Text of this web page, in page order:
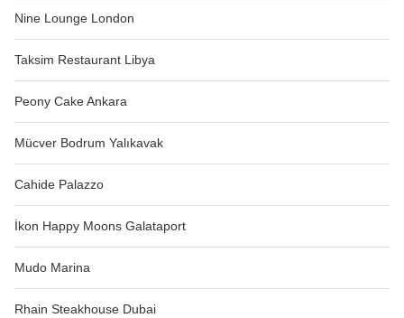
Nine Lounge London
Taksim Restaurant Libya
Peony Cake Ankara
Mücver Bodrum Yalıkavak
Cahide Palazzo
İkon Happy Moons Galataport
Mudo Marina
Rhain Steakhouse Dubai